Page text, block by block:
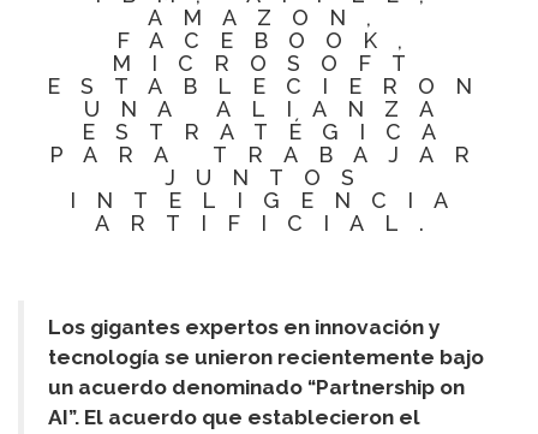
AMAZON,
FACEBOOK,
MICROSOFT
ESTABLECIERON
UNA ALIANZA
ESTRATÉGICA
PARA TRABAJAR
JUNTOS
INTELIGENCIA
ARTIFICIAL.
Los gigantes expertos en innovación y
tecnología se unieron recientemente bajo
un acuerdo denominado “Partnership on
AI”. El acuerdo que establecieron el